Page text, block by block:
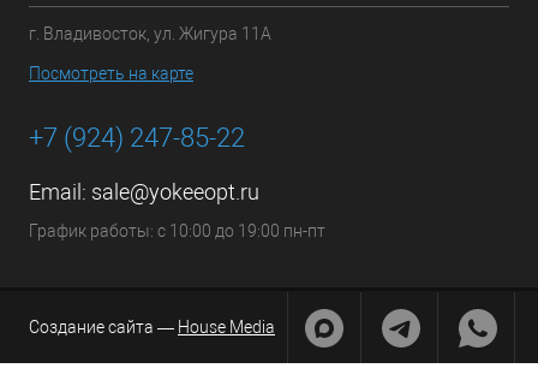
г. Владивосток, ул. Жигура 11А
Посмотреть на карте
+7 (924) 247-85-22
Email: sale@yokeeopt.ru
График работы: с 10:00 до 19:00 пн-пт
Создание сайта — House Media